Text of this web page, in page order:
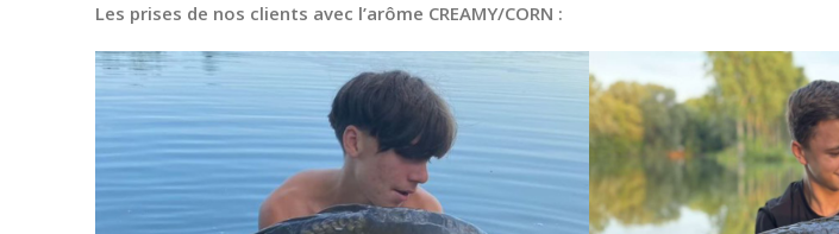
Les prises de nos clients avec l’arôme CREAMY/CORN :